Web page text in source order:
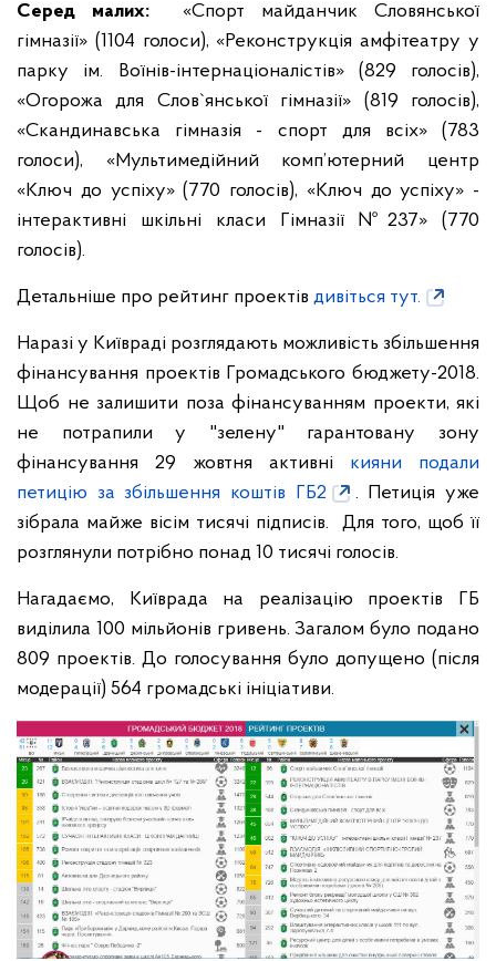
Серед малих: «Спорт майданчик Словянської
гімназії» (1104 голоси), «Реконструкція амфітеатру у
парку ім. Воїнів-інтернаціоналістів» (829 голосів),
«Огорожа для Слов`янської гімназії» (819 голосів),
«Скандинавська гімназія - спорт для всіх» (783
голоси), «Мультимедійний комп’ютерний центр
«Ключ до успіху» (770 голосів), «Ключ до успіху» -
інтерактивні шкільні класи Гімназії №237» (770
голосів).
Детальніше про рейтинг проектів дивіться тут.
Наразі у Київраді розглядають можливість збільшення
фінансування проектів Громадського бюджету-2018.
Щоб не залишити поза фінансуванням проекти, які
не потрапили у "зелену" гарантовану зону
фінансування 29 жовтня активні кияни подали
петицію за збільшення коштів ГБ2
. Петиція уже
зібрала майже вісім тисячі підписів. Для того, щоб її
розглянули потрібно понад 10 тисячі голосів.
Нагадаємо, Київрада на реалізацію проектів ГБ
виділила 100 мільйонів гривень. Загалом було подано
809 проектів. До голосування було допущено (після
модерації) 564 громадські ініціативи.